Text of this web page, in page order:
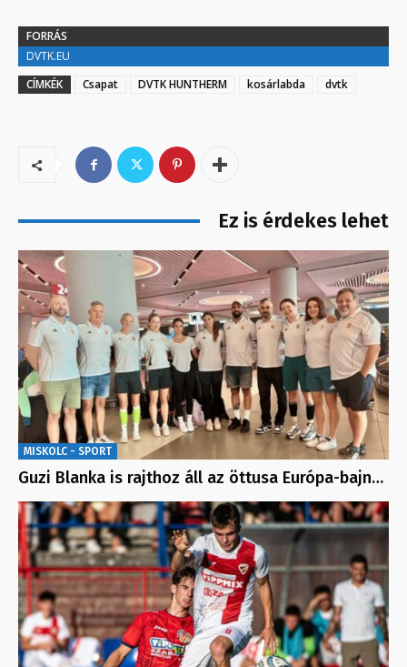
FORRÁS
DVTK.EU
CÍMKÉK
Csapat DVTK HUNTHERM kosárlabda dvtk
Ez is érdekes lehet
MISKOLC - SPORT
Guzi Blanka is rajthoz áll az öttusa Európa-bajn…